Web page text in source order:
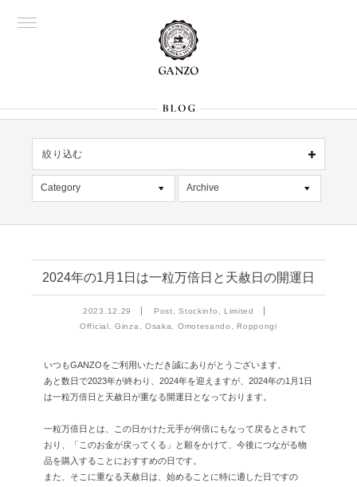
絞り込む
OFFICIAL 銀座
Director's
絞り込む
Category
在庫情報
雑誌掲載
イベント
Archive
2026年5月 [1]
2026年4月 [7]
2026年1月 [2]
2025年12月 [2]
2025年11月 [6]
2025年10月 [8]
2024年の1月1日は一粒万倍日と天赦日の開運日
2023.12.29
Post, Stockinfo, Limited
Official, Ginza, Osaka, Omotesando, Roppongi
いつもGANZOをご利用いただき誠にありがとうございます。
あと数日で2023年が終わり、2024年を迎えますが、2024年の1月1日
は一粒万倍日と天赦日が重なる開運日となっております。
一粒万倍日とは、この日かけた元手が何倍にもなって戻るとされて
おり、「このお金が戻ってくる」と願をかけて、今後につながる物
品を購入することにおすすめの日です。
また、そこに重なる天赦日は、始めることに特に適した日ですの